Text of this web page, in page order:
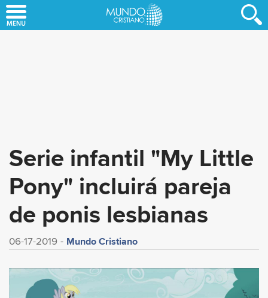
to
Serie infantil "My Little
Pony" incluirá pareja
de ponis lesbianas
06-17-2019 Mundo Cristiano